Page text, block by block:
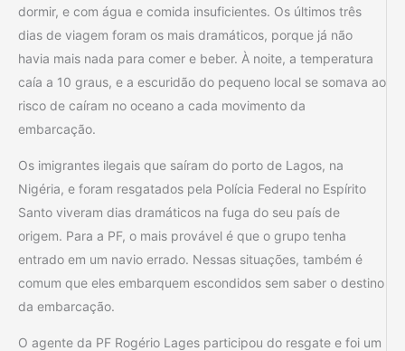
dormir, e com água e comida insuficientes. Os últimos três
dias de viagem foram os mais dramáticos, porque já não
havia mais nada para comer e beber. À noite, a temperatura
caía a 10 graus, e a escuridão do pequeno local se somava ao
risco de caíram no oceano a cada movimento da
embarcação.
Os imigrantes ilegais que saíram do porto de Lagos, na
Nigéria, e foram resgatados pela Polícia Federal no Espírito
Santo viveram dias dramáticos na fuga do seu país de
origem. Para a PF, o mais provável é que o grupo tenha
entrado em um navio errado. Nessas situações, também é
comum que eles embarquem escondidos sem saber o destino
da embarcação.
O agente da PF Rogério Lages participou do resgate e foi um